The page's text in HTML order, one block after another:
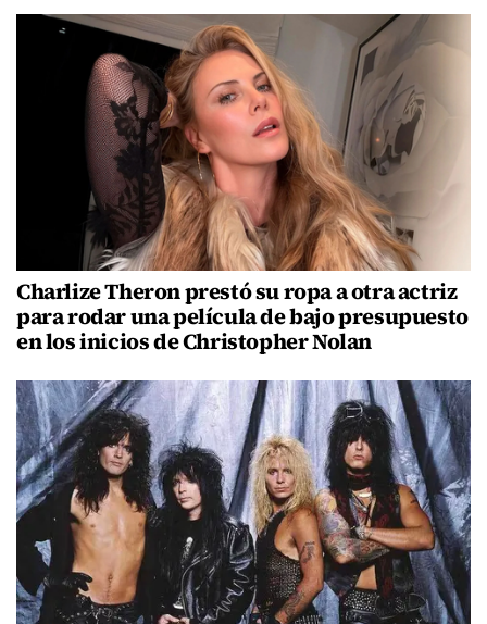
Charlize Theron prestó su ropa a otra actriz
para rodar una película de bajo presupuesto
en los inicios de Christopher Nolan